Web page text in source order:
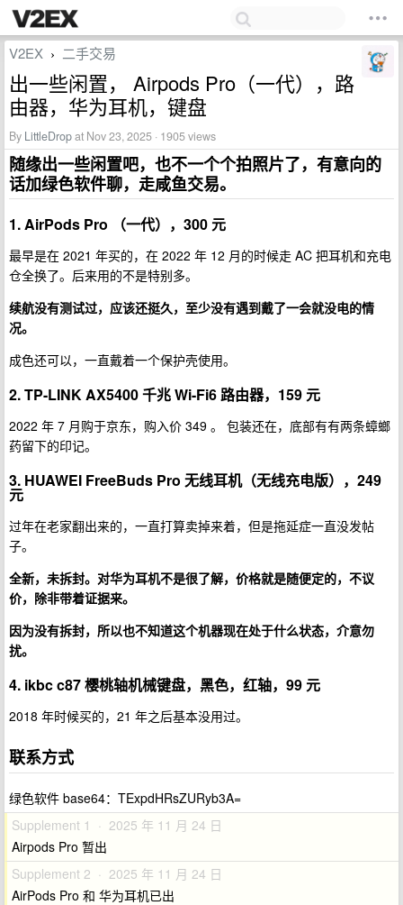
V2EX › 二手交易
出一些闲置， Airpods Pro（一代），路
由器，华为耳机，键盘
By LittleDropat Nov 23, 2025 · 1905 views
随缘出一些闲置吧，也不一个个拍照片了，有意向的
话加绿色软件聊，走咸鱼交易。
1. AirPods Pro （一代），300 元
最早是在 2021 年买的，在 2022 年 12 月的时候走 AC 把耳机和充电
仓全换了。后来用的不是特别多。
续航没有测试过，应该还挺久，至少没有遇到戴了一会就没电的情
况。
成色还可以，一直戴着一个保护壳使用。
2. TP-LINK AX5400 千兆 Wi-Fi6 路由器，159 元
2022 年 7 月购于京东，购入价 349 。 包装还在，底部有有两条蟑螂
药留下的印记。
3. HUAWEI FreeBuds Pro 无线耳机（无线充电版），249
元
过年在老家翻出来的，一直打算卖掉来着，但是拖延症一直没发帖
子。
全新，未拆封。对华为耳机不是很了解，价格就是随便定的，不议
价，除非带着证据来。
因为没有拆封，所以也不知道这个机器现在处于什么状态，介意勿
扰。
4. ikbc c87 樱桃轴机械键盘，黑色，红轴，99 元
2018 年时候买的，21 年之后基本没用过。
联系方式
绿色软件 base64：TExpdHRsZURyb3A=
Supplement 1 · 2025 年 11 月 24 日
Airpods Pro 暂出
Supplement 2 · 2025 年 11 月 24 日
AirPods Pro 和 华为耳机已出